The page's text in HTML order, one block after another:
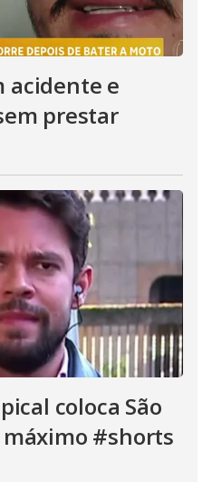
acidente e
prestar
coloca São
#shorts